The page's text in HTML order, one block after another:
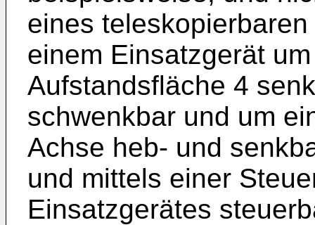
eines
einem Einsatzgerät
Aufstandsfläche 4
schwenkbar und um
Achse heb- und
und mittels einer
Einsatzgerätes